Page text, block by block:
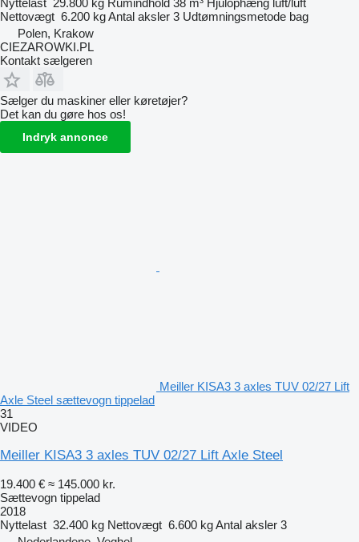
Nyttelast 29.800 kg Rumindhold 38 m³ Hjulophæng luft/luft
Nettovægt 6.200 kgAntal aksler 3 Udtømningsmetode bag
Polen, Krakow
CIEZAROWKI.PL
Kontakt sælgeren
Sælger du maskiner eller køretøjer?
Det kan du gøre hos os!
Indryk annonce
Meiller KISA3 3 axles TUV 02/27 Lift
Axle Steel sættevogn tippelad
31
VIDEO
Meiller KISA3 3 axles TUV 02/27 Lift Axle Steel
19.400 € ≈ 145.000 kr.
Sættevogn tippelad
2018
Nyttelast 32.400 kg Nettovægt 6.600 kgAntal aksler 3